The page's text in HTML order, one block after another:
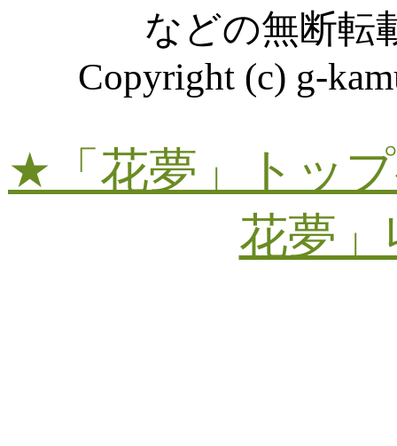
などの無断転
Copyright (c) g-
★「花夢」トッ
花夢